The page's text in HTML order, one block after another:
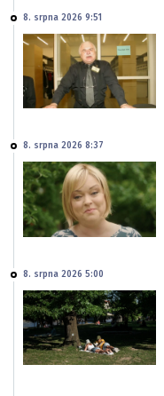
8. srpna 2026 9:51
8. srpna 2026 8:37
8. srpna 2026 5:00